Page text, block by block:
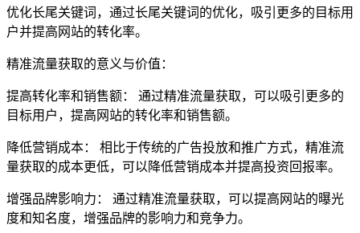
优化长尾关键词，通过长尾关键词的优化，吸引更多的目标用
户并提高网站的转化率。
精准流量获取的意义与价值：
提高转化率和销售额： 通过精准流量获取，可以吸引更多的
目标用户，提高网站的转化率和销售额。
降低营销成本： 相比于传统的广告投放和推广方式，精准流
量获取的成本更低，可以降低营销成本并提高投资回报率。
增强品牌影响力： 通过精准流量获取，可以提高网站的曝光
度和知名度，增强品牌的影响力和竞争力。